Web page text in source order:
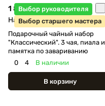
Выбор руководителя
Выбор старшего мастера
1 800 ₽
Начислим+90 бонусов
Подарочный чайный набор
"Классический". 3 чая, пиала и
памятка по завариванию
0
4 В наличии
В корзину